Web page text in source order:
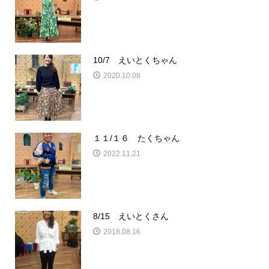
10/7 えいとくちゃん
2020.10.08
１１/１６ たくちゃん
2022.11.21
8/15 えいとくさん
2018.08.16